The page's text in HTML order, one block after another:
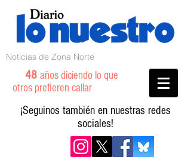
Noticias de Zona Norte
48 años diciendo lo que
otros prefieren callar
¡Seguinos también en nuestras redes
sociales!